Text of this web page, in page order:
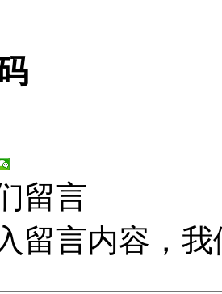
留言
留言内容，